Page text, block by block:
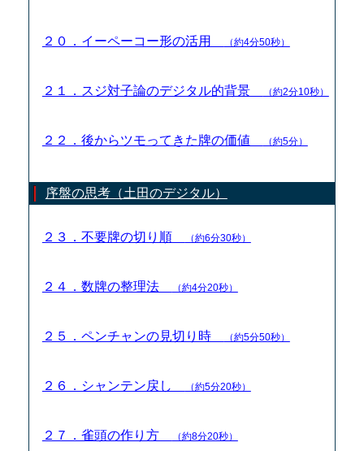
２０．イーペーコー形の活用 （約4分50秒）
２１．スジ対子論のデジタル的背景 （約2分10秒）
２２．後からツモってきた牌の価値 （約5分）
序盤の思考（土田のデジタル）
２３．不要牌の切り順 （約6分30秒）
２４．数牌の整理法 （約4分20秒）
２５．ペンチャンの見切り時 （約5分50秒）
２６．シャンテン戻し （約5分20秒）
２７．雀頭の作り方 （約8分20秒）